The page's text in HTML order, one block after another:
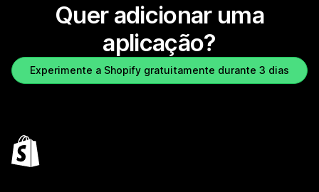
Quer adicionar uma
aplicação?
Experimente a Shopify gratuitamente durante 3 dias